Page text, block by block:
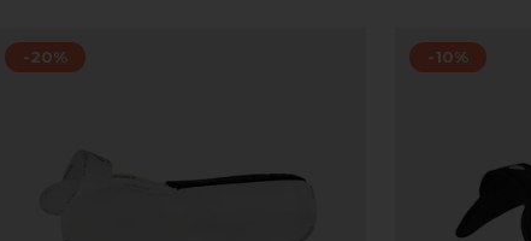
-20% -10%